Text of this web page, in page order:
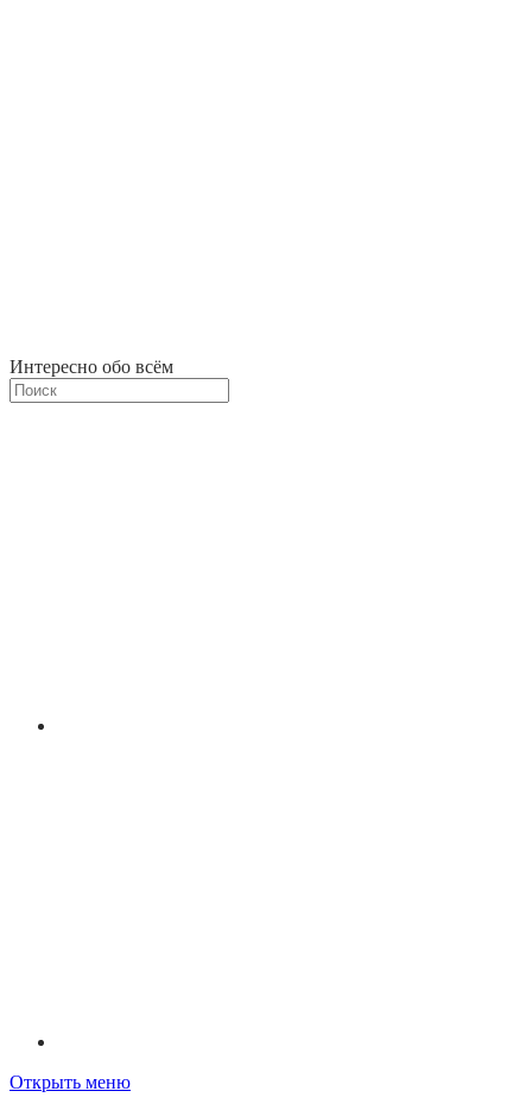
Интересно обо всём
Открыть меню